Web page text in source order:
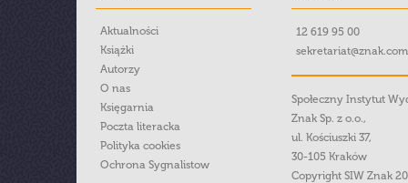
Aktualności
Książki
Autorzy
O nas
Księgarnia
Poczta literacka
Polityka cookies
Ochrona Sygnalistow
12 619 95 00
Społeczny Instytut
Znak Sp. z o.o.,
ul. Kościuszki 37,
30-105 Kraków
Copyright SIW Znak